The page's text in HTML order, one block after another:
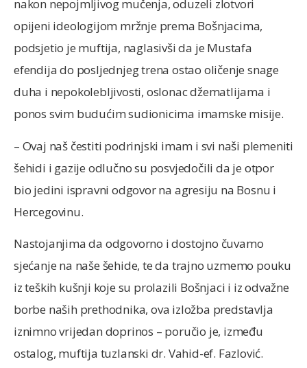
nakon nepojmljivog mučenja, oduzeli zlotvori
opijeni ideologijom mržnje prema Bošnjacima,
podsjetio je muftija, naglasivši da je Mustafa
efendija do posljednjeg trena ostao oličenje snage
duha i nepokolebljivosti, oslonac džematlijama i
ponos svim budućim sudionicima imamske misije.
– Ovaj naš čestiti podrinjski imam i svi naši plemeniti
šehidi i gazije odlučno su posvjedočili da je otpor
bio jedini ispravni odgovor na agresiju na Bosnu i
Hercegovinu.
Nastojanjima da odgovorno i dostojno čuvamo
sjećanje na naše šehide, te da trajno uzmemo pouku
iz teških kušnji koje su prolazili Bošnjaci i iz odvažne
borbe naših prethodnika, ova izložba predstavlja
iznimno vrijedan doprinos – poručio je, između
ostalog, muftija tuzlanski dr. Vahid-ef. Fazlović.